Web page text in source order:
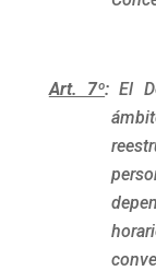
Art. 7º:El